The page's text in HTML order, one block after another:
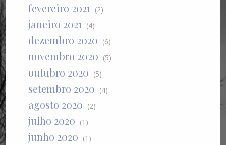
fevereiro 2021 (2)
janeiro 2021 (4)
dezembro 2020 (6)
novembro 2020 (5)
outubro 2020 (5)
setembro 2020 (4)
agosto 2020 (2)
julho 2020 (1)
junho 2020 (1)